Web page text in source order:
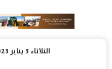
الثلاثاء 3 يناير 2023 | 12:31 م